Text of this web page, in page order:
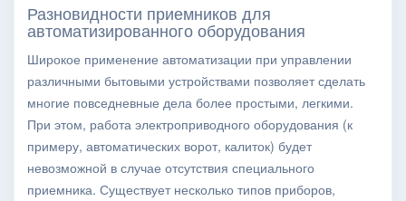
Разновидности приемников для
автоматизированного оборудования
Широкое применение автоматизации при управлении
различными бытовыми устройствами позволяет сделать
многие повседневные дела более простыми, легкими.
При этом, работа электроприводного оборудования (к
примеру, автоматических ворот, калиток) будет
невозможной в случае отсутствия специального
приемника. Существует несколько типов приборов,